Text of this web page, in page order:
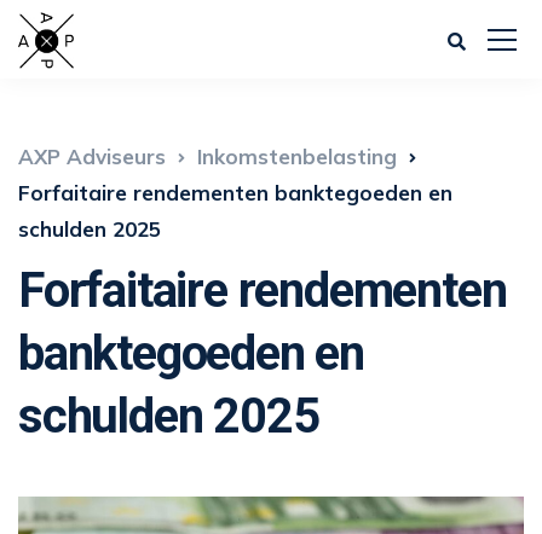
AXP Adviseurs
Inkomstenbelasting
Forfaitaire rendementen banktegoeden en
schulden 2025
Forfaitaire rendementen
banktegoeden en
schulden 2025